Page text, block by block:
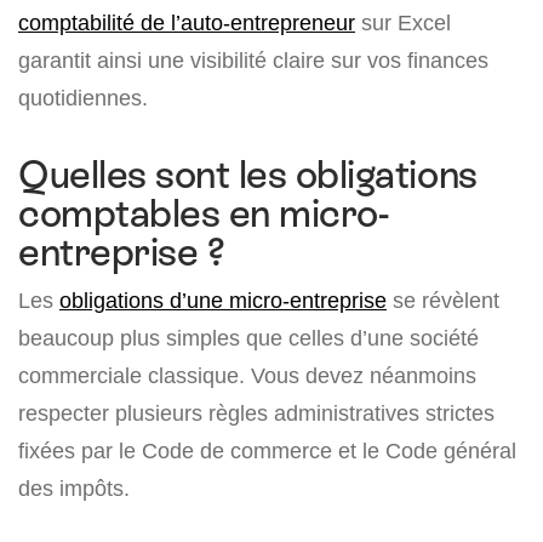
comptabilité de l’auto-entrepreneur sur Excel
garantit ainsi une visibilité claire sur vos finances
quotidiennes.
Quelles sont les obligations
comptables en micro-
entreprise ?
Les obligations d’une micro-entreprise se révèlent
beaucoup plus simples que celles d’une société
commerciale classique. Vous devez néanmoins
respecter plusieurs règles administratives strictes
fixées par le Code de commerce et le Code général
des impôts.